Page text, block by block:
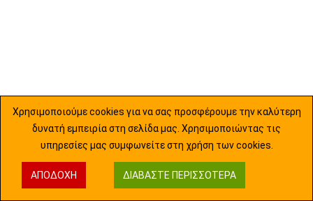
Χρησιμοποιούμε cookies για να σας προσφέρουμε την καλύτερη
δυνατή εμπειρία στη σελίδα μας. Χρησιμοποιώντας τις
υπηρεσίες μας συμφωνείτε στη χρήση των cookies.
ΑΠΟΔΟΧΉ ΔΙΑΒΆΣΤΕ ΠΕΡΙΣΣΌΤΕΡΑ